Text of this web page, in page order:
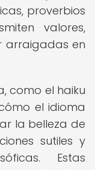
proverbios
valores,
arraigadas en
como el haiku
el idioma
la belleza de
sutiles y
Estas